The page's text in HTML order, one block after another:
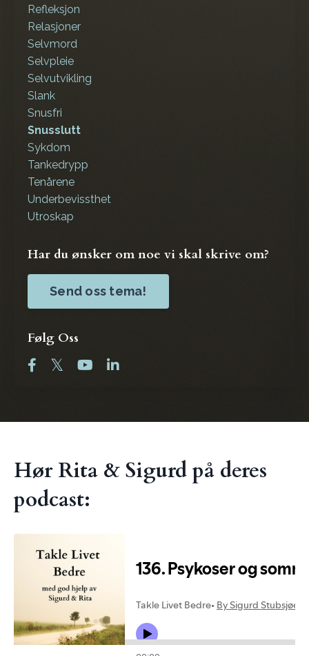
Refleksjon
Relasjoner
Selvmord
Selvpleie
Selvutvikling
Slank
Snusfri
Snusslutt
Sykdom
Tankedrypp
Tenårene
Underbevissthet
Utroskap
Har du ønsker om noe vi skal skrive om?
Send oss tema!
Følg Oss
Hør Rita & Sigurd på deres
podcast: